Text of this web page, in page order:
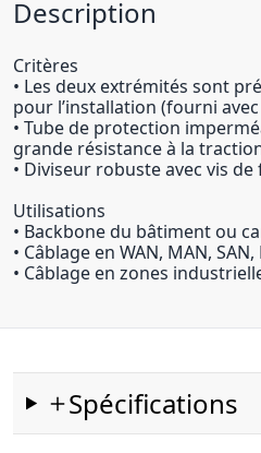
Description
Critères
• Les deux extrémités sont
pour l’installation (fourni
• Tube de protection
grande résistance à la
• Diviseur robuste avec vis
Utilisations
• Backbone du bâtiment ou
• Câblage en WAN, MAN,
• Câblage en zones
Spécifications